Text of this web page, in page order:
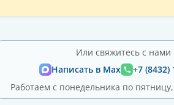
Или свяжитесь с нами
Написать в Max
+7 (8432)
Работаем с понедельника по